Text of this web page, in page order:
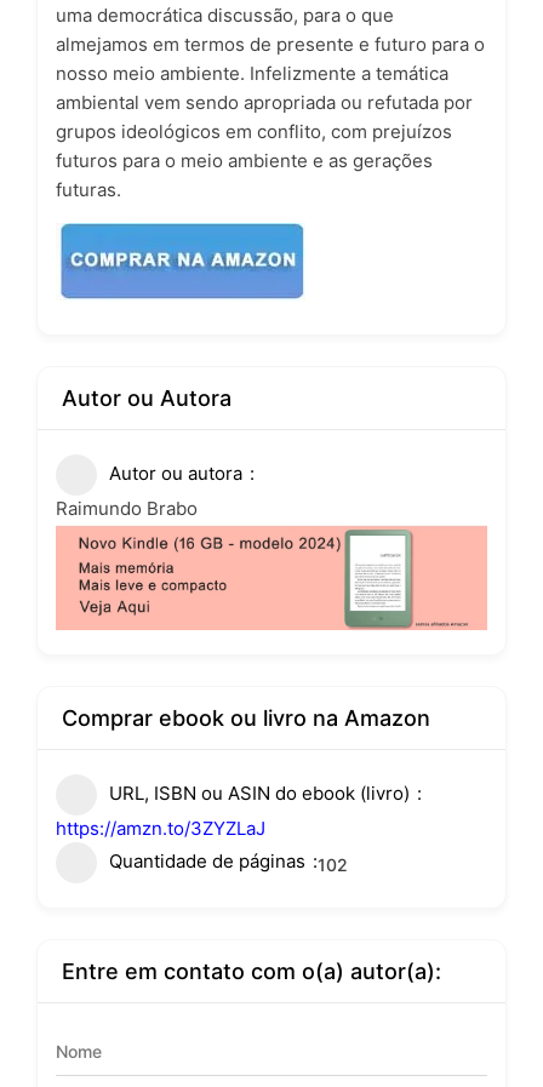
uma democrática discussão, para o que
almejamos em termos de presente e futuro para o
nosso meio ambiente. Infelizmente a temática
ambiental vem sendo apropriada ou refutada por
grupos ideológicos em conflito, com prejuízos
futuros para o meio ambiente e as gerações
futuras.
Autor ou Autora
Autor ou autora
Raimundo Brabo
Comprar ebook ou livro na Amazon
URL, ISBN ou ASIN do ebook (livro)
https://amzn.to/3ZYZLaJ
Quantidade de páginas
102
Entre em contato com o(a) autor(a):